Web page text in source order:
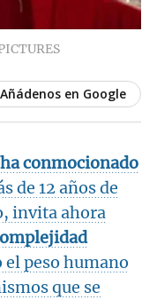
Añádenos en Google
ha conmocionado
de 12 años de
invita ahora
peso humano
que se